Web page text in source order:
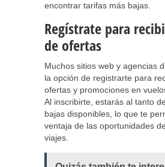
encontrar tarifas más bajas.
Regístrate para
de ofertas
Muchos sitios web y agencias
la opción de registrarte para
ofertas y promociones en
Al inscribirte, estarás al tanto
bajas disponibles, lo que te
ventaja de las oportunidades
viajes.